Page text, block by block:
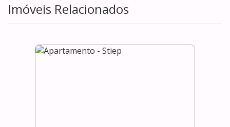
Imóveis Relacionados